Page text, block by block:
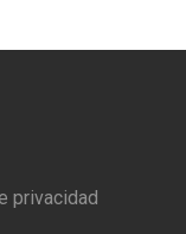
privacidad